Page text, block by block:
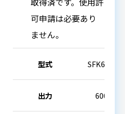
可申請は必要あり
ません。
型式 SFK63113
出力 600W